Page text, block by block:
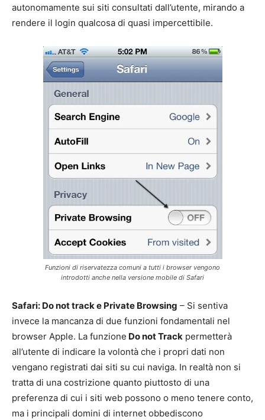
autonomamente sui siti consultati dall’utente, mirando a
rendere il login qualcosa di quasi impercettibile.
Funzioni di riservatezza comuni a tutti i browser vengono
introdotti anche nella versione mobile di Safari
Safari: Do not track e Private Browsing – Si sentiva
invece la mancanza di due funzioni fondamentali nel
browser Apple. La funzione Do not Track permetterà
all’utente di indicare la volontà che i propri dati non
vengano registrati dai siti su cui naviga. In realtà non si
tratta di una costrizione quanto piuttosto di una
preferenza di cui i siti web possono o meno tenere conto,
ma i principali domini di internet obbediscono